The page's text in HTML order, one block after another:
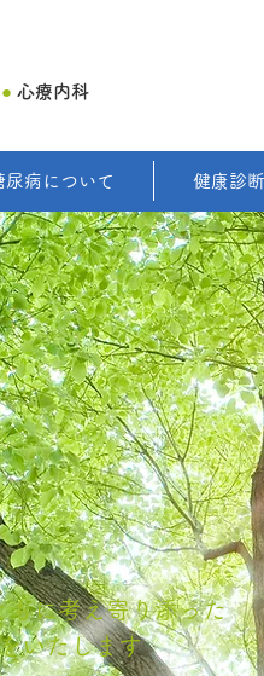
● 心療内科
尿病について 健康診
もに考え寄り添った
いたします